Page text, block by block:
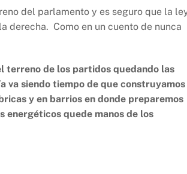
del parlamento y es seguro que la
derecha. Como en un cuento de nunca
terreno de los partidos quedando las
va siendo tiempo de que construyamos
y en barrios en donde preparemos
energéticos quede manos de los